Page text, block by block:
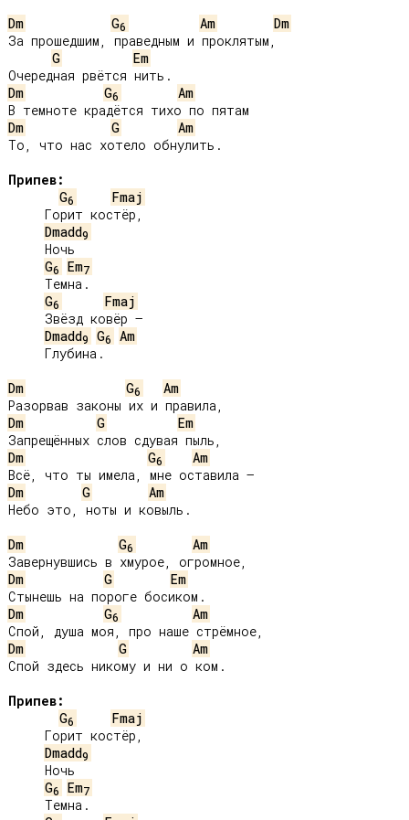
Dm
G6 Am
Dm
За прошедшим, праведным и проклятым,
G
Em
Dm
G6
Am
Dm
G
Am
То, что нас хотело обнулить.
Припев:
G6
Fmaj
Dmadd9
G6 Em7
G6
Fmaj
Dmadd9 G6
Am
Dm
G6
Am
Dm
G
Em
Dm
G6
Am
Dm
G
Am
Небо это, ноты и ковыль.
Dm
G6
Am
Dm
G
Em
Dm
G6
Am
Dm
G
Am
Спой здесь никому и ни о ком.
Припев:
G6
Fmaj
Dmadd9
G6 Em7